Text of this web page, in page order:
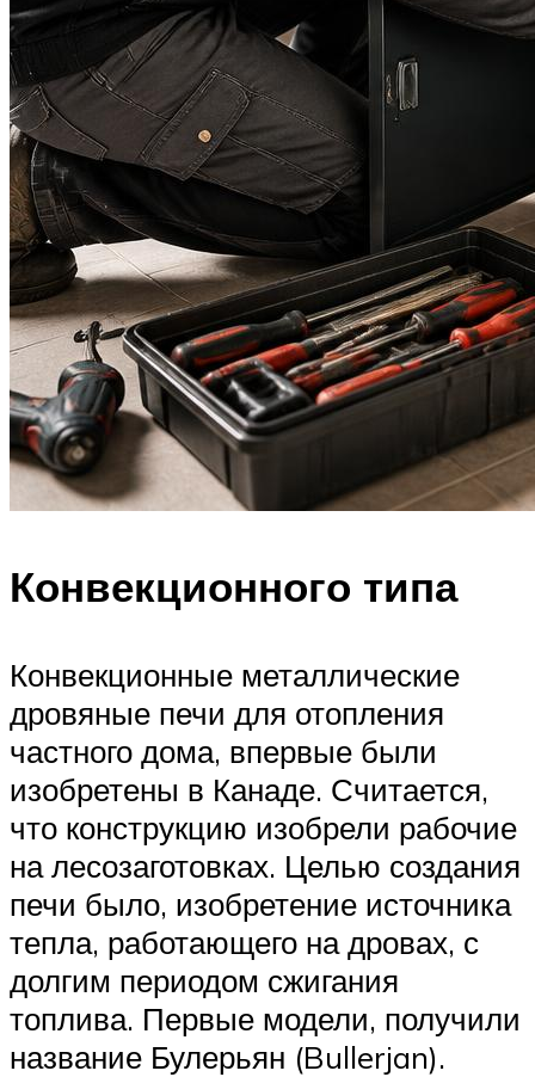
Конвекционного типа
Конвекционные металлические
дровяные печи для отопления
частного дома, впервые были
изобретены в Канаде. Считается,
что конструкцию изобрели рабочие
на лесозаготовках. Целью создания
печи было, изобретение источника
тепла, работающего на дровах, с
долгим периодом сжигания
топлива. Первые модели, получили
название Булерьян (Bullerjan).